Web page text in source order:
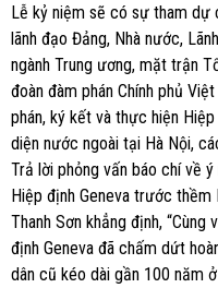
Lễ kỷ niệm sẽ có sự tham dự
lãnh đạo Đảng, Nhà nước,
ngành Trung ương, mặt trận
đoàn đàm phán Chính phủ
phán, ký kết và thực hiện
diện nước ngoài tại Hà Nội,
Trả lời phỏng vấn báo chí về
Hiệp định Geneva trước
Thanh Sơn khẳng định,
định Geneva đã chấm dứt
dân cũ kéo dài gần 100 năm